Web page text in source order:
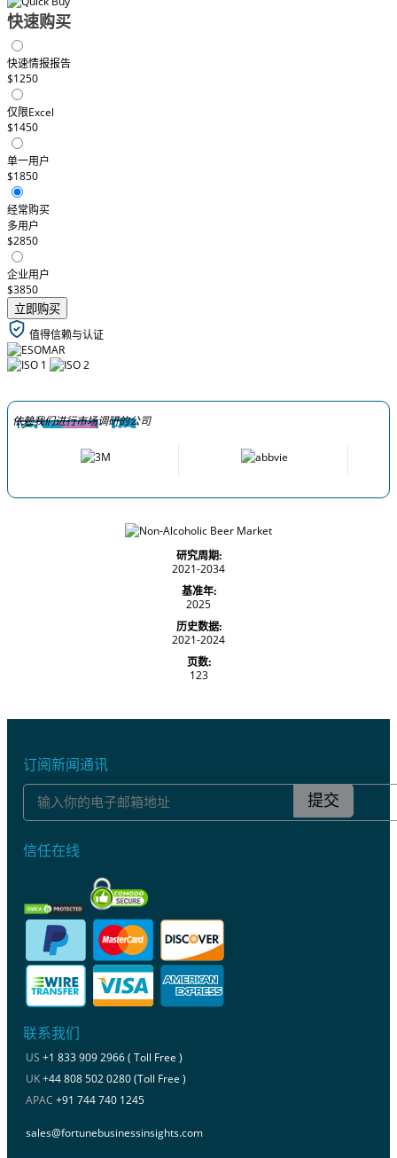
快速购买
快速情报报告
$1250
仅限Excel
$1450
单一用户
$1850
经常购买
多用户
$2850
企业用户
$3850
立即购买
值得信赖与认证
依赖我们进行市场调研的公司
研究周期:
2021-2034
基准年:
2025
历史数据:
2021-2024
页数:
123
订阅新闻通讯
提交
信任在线
联系我们
US +1 833 909 2966 ( Toll Free )
UK+44 808 502 0280 (Toll Free )
APAC +91 744 740 1245
sales@fortunebusinessinsights.com